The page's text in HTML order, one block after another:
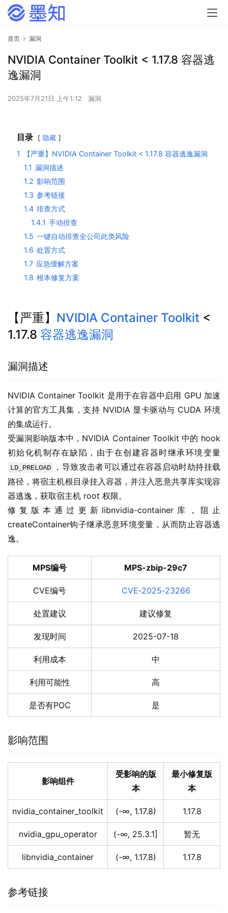
首页 漏洞
NVIDIA Container Toolkit < 1.17.8 容器逃
逸漏洞
2025年7月21日 上午1:12 漏洞
目录 隐藏
1
【严重】NVIDIA Container Toolkit < 1.17.8 容器逃逸漏洞
1.1 漏洞描述
1.2 影响范围
1.3 参考链接
1.4 排查方式
1.4.1 手动排查
1.5 一键自动排查全公司此类风险
1.6 处置方式
1.7 应急缓解方案
1.8 根本修复方案
【严重】 NVIDIA Container Toolkit <
1.17.8 容器逃逸漏洞
漏洞描述
NVIDIA Container Toolkit 是用于在容器中启用 GPU 加速
计算的官方工具集，支持 NVIDIA 显卡驱动与 CUDA 环境
的集成运行。
受漏洞影响版本中，NVIDIA Container Toolkit 中的 hook
LD_PRELOAD
，导致攻击者可以通过在容器启动时劫持挂载
路径，将宿主机根目录挂入容器，并注入恶意共享库实现容
器逃逸，获取宿主机 root 权限。
修复版本通过更新libnvidia-container库，阻止
createContainer钩子继承恶意环境变量，从而防止容器逃
逸。
MPS编号 MPS-zbip-29c7
CVE编号 CVE‑2025‑23266
处置建议 建议修复
发现时间 2025-07-18
利用成本 中
利用可能性 高
是否有POC 是
影响范围
影响组件
受影响的版
本
最小修复版
本
nvidia_container_toolkit (-∞, 1.17.8) 1.17.8
nvidia_gpu_operator (-∞, 25.3.1] 暂无
libnvidia_container (-∞, 1.17.8) 1.17.8
参考链接